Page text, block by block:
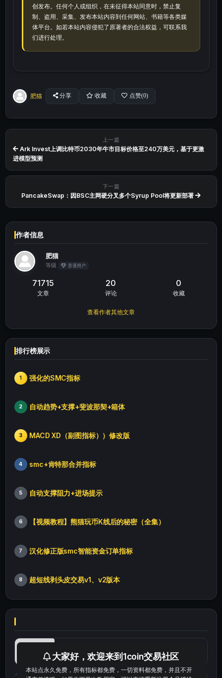
创发布。任何个人或组织，在未征得本站同意时，禁止复
制、盗用、采集、发布本站内容到任何网站、书籍等各类媒
体平台。如若本站内容侵犯了原著者的合法权益，可联系我
们进行处理。
肥猫 分享 收藏 点赞(0)
上一篇
Ark Invest上调比特币2030年牛市目标价格至240万美元，基于更激
进模型预测
下一篇
PancakeSwap：因BSC主网硬分叉多个Syrup Pool将更新部署
作者信息
肥猫
等级 普通用户
71715
文章
20
评论
0
收藏
查看作者其他文章
排行榜展示
1 强化的SMC指标
2 自动趋势+支撑+斐波那契+箱体
3 MACD XD（副图指标））修改版
4 smc+肯特那合并指标
5 自动支撑阻力+进场提示
6 【视频教程】熊猫玩币K线后的秘密（全集）
7 汉化修正版smc智能资金订单指标
8 超短线剥头皮交易v1、v2版本
大家好，欢迎来到1coin交易社区
本站点永久免费，所有指标都免费，一切资料都免费，并且不开